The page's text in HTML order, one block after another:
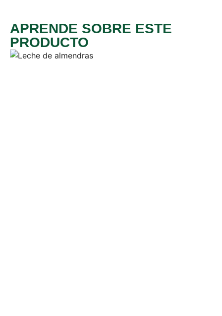
APRENDE SOBRE ESTE
PRODUCTO